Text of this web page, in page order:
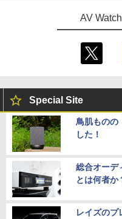
AV
Special Site
鳥肌ものの
した！
総合オーデ
とは何者か
レイズのプ